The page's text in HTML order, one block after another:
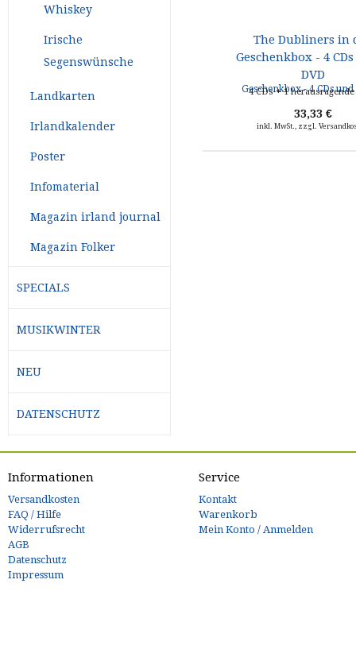
The Dubliners in
Geschenkbox - 4
DVD
4 CDs + 1
33,33 €
inkl. MwSt., zzgl.
Whiskey
Irische
Segenswünsche
Landkarten
Irlandkalender
Poster
Infomaterial
Magazin irland journal
Magazin Folker
SPECIALS
MUSIKWINTER
NEU
DATENSCHUTZ
Informationen
Versandkosten
FAQ / Hilfe
Widerrufsrecht
AGB
Datenschutz
Impressum
Service
Kontakt
Warenkorb
Mein Konto / Anmelden